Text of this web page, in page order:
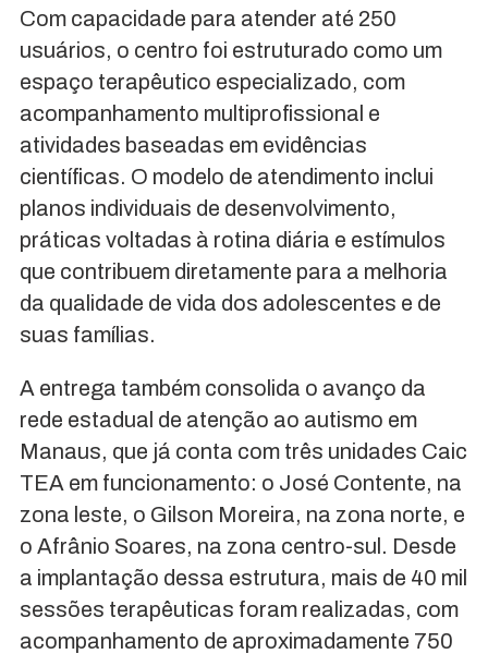
Com capacidade para atender até 250
usuários, o centro foi estruturado como um
espaço terapêutico especializado, com
acompanhamento multiprofissional e
atividades baseadas em evidências
científicas. O modelo de atendimento inclui
planos individuais de desenvolvimento,
práticas voltadas à rotina diária e estímulos
que contribuem diretamente para a melhoria
da qualidade de vida dos adolescentes e de
suas famílias.
A entrega também consolida o avanço da
rede estadual de atenção ao autismo em
Manaus, que já conta com três unidades Caic
TEA em funcionamento: o José Contente, na
zona leste, o Gilson Moreira, na zona norte, e
o Afrânio Soares, na zona centro-sul. Desde
a implantação dessa estrutura, mais de 40 mil
sessões terapêuticas foram realizadas, com
acompanhamento de aproximadamente 750